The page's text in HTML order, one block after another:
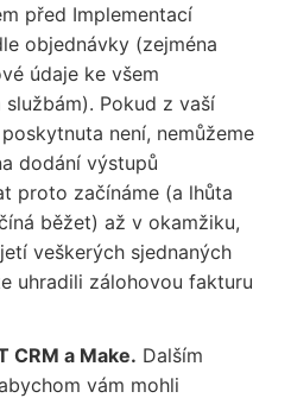
před Implementací
objednávky (zejména
údaje ke všem
Pokud z vaší
není, nemůžeme
dodání výstupů
proto začínáme (a lhůta
běžet) až v okamžiku,
veškerých sjednaných
uhradili zálohovou fakturu
CRM a Make. Dalším
vám mohli